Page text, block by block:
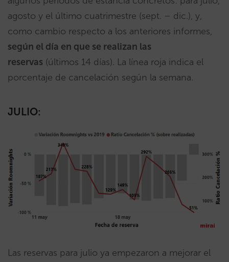
agosto y el último cuatrimestre (sept. – dic.), y,
como cambio respecto a los anteriores informes,
según el día en que se realizan las
reservas (últimos 14 días). La línea roja indica el
porcentaje de cancelación según la semana.
JULIO:
Las reservas para julio ya empezaron a mejorar el